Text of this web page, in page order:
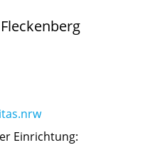
Einrichtung: